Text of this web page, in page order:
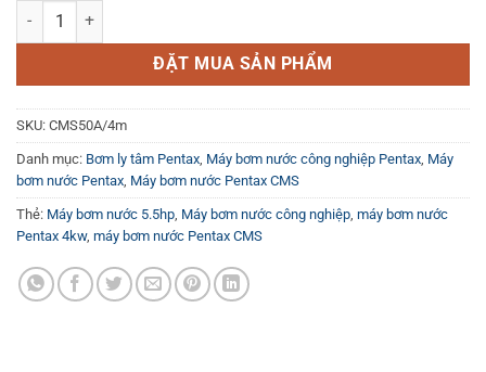
Máy bơm Pentax CMS50A/4m số lượng
ĐẶT MUA SẢN PHẨM
SKU: CMS50A/4m
Danh mục: Bơm ly tâm Pentax Máy bơm nước công nghiệp Pentax Máy
bơm nước Pentax Máy bơm nước Pentax CMS
Thẻ: Máy bơm nước 5.5hp Máy bơm nước công nghiệp máy bơm nước
Pentax 4kw, máy bơm nước Pentax CMS